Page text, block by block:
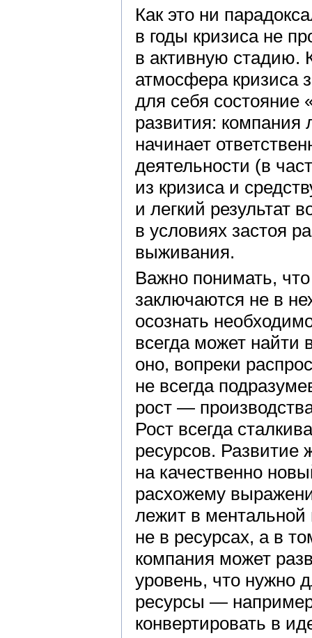
Как это ни
в годы кризиса не
в активную стадию.
атмосфера кризиса
для себя состояние
развития: компания
начинает
деятельности (в
из кризиса и
и легкий результат
в условиях застоя
выживания.
Важно понимать,
заключаются не в
осознать
всегда может найти
оно, вопреки
не всегда
рост —
Рост всегда
ресурсов. Развитие
на качественно
расхожему
лежит в ментальной
не в ресурсах, а в
компания может
уровень, что нужно
ресурсы —
конвертировать в